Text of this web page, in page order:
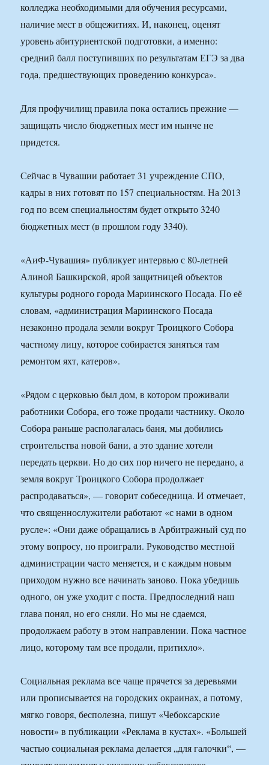
колледжа необходимыми для обучения ресурсами,
наличие мест в общежитиях. И, наконец, оценят
уровень абитуриентской подготовки, а именно:
средний балл поступивших по результатам ЕГЭ за два
года, предшествующих проведению конкурса».
Для профучилищ правила пока остались прежние —
защищать число бюджетных мест им нынче не
придется.
Сейчас в Чувашии работает 31 учреждение СПО,
кадры в них готовят по 157 специальностям. На 2013
год по всем специальностям будет открыто 3240
бюджетных мест (в прошлом году 3340).
«АиФ-Чувашия» публикует интервью с 80-летней
Алиной Башкирской, ярой защитницей объектов
культуры родного города Мариинского Посада. По её
словам, «администрация Мариинского Посада
незаконно продала земли вокруг Троицкого Собора
частному лицу, которое собирается заняться там
ремонтом яхт, катеров».
«Рядом с церковью был дом, в котором проживали
работники Собора, его тоже продали частнику. Около
Собора раньше располагалась баня, мы добились
строительства новой бани, а это здание хотели
передать церкви. Но до сих пор ничего не передано, а
земля вокруг Троицкого Собора продолжает
распродаваться», — говорит собеседница. И отмечает,
что священнослужители работают «с нами в одном
русле»: «Они даже обращались в Арбитражный суд по
этому вопросу, но проиграли. Руководство местной
администрации часто меняется, и с каждым новым
приходом нужно все начинать заново. Пока убедишь
одного, он уже уходит с поста. Предпоследний наш
глава понял, но его сняли. Но мы не сдаемся,
продолжаем работу в этом направлении. Пока частное
лицо, которому там все продали, притихло».
Социальная реклама все чаще прячется за деревьями
или прописывается на городских окраинах, а потому,
мягко говоря, бесполезна, пишут «Чебоксарские
новости» в публикации «Реклама в кустах». «Большей
частью социальная реклама делается „для галочки“, —